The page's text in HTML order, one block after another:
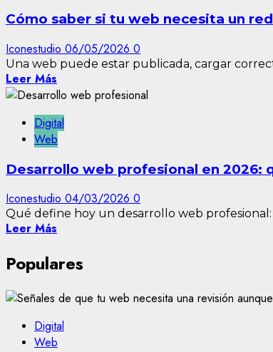
Cómo saber si tu web necesita un
Iconestudio 06/05/2026 0
Una web puede estar publicada, cargar
Leer Más
Digital
Web
Desarrollo web profesional en 2026:
Iconestudio 04/03/2026 0
Qué define hoy un desarrollo web
Leer Más
Populares
Digital
Web